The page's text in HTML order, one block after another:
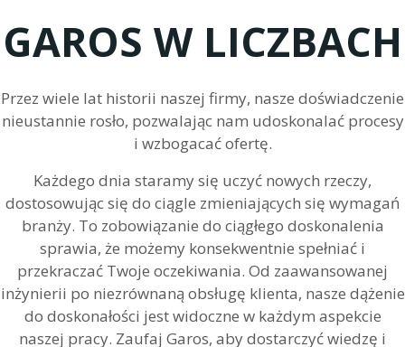
GAROS W LICZBACH
Przez wiele lat historii naszej firmy, nasze doświadczenie
nieustannie rosło, pozwalając nam udoskonalać procesy
i wzbogacać ofertę.
Każdego dnia staramy się uczyć nowych rzeczy,
dostosowując się do ciągle zmieniających się wymagań
branży. To zobowiązanie do ciągłego doskonalenia
sprawia, że możemy konsekwentnie spełniać i
przekraczać Twoje oczekiwania. Od zaawansowanej
inżynierii po niezrównaną obsługę klienta, nasze dążenie
do doskonałości jest widoczne w każdym aspekcie
naszej pracy. Zaufaj Garos, aby dostarczyć wiedzę i